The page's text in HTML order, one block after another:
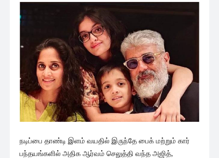
நடிப்பை தாண்டி இளம் வயதில் இருந்தே பைக் மற்றும் கார்
பந்தயங்களில் அதிக ஆர்வம் செலுத்தி வந்த அஜித்,